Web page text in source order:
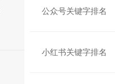
公众号关键字排名
小红书关键字排名